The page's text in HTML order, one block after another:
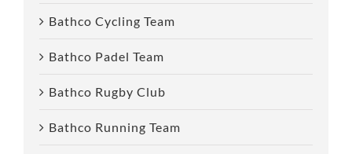
Bathco Cycling Team
Bathco Padel Team
Bathco Rugby Club
Bathco Running Team